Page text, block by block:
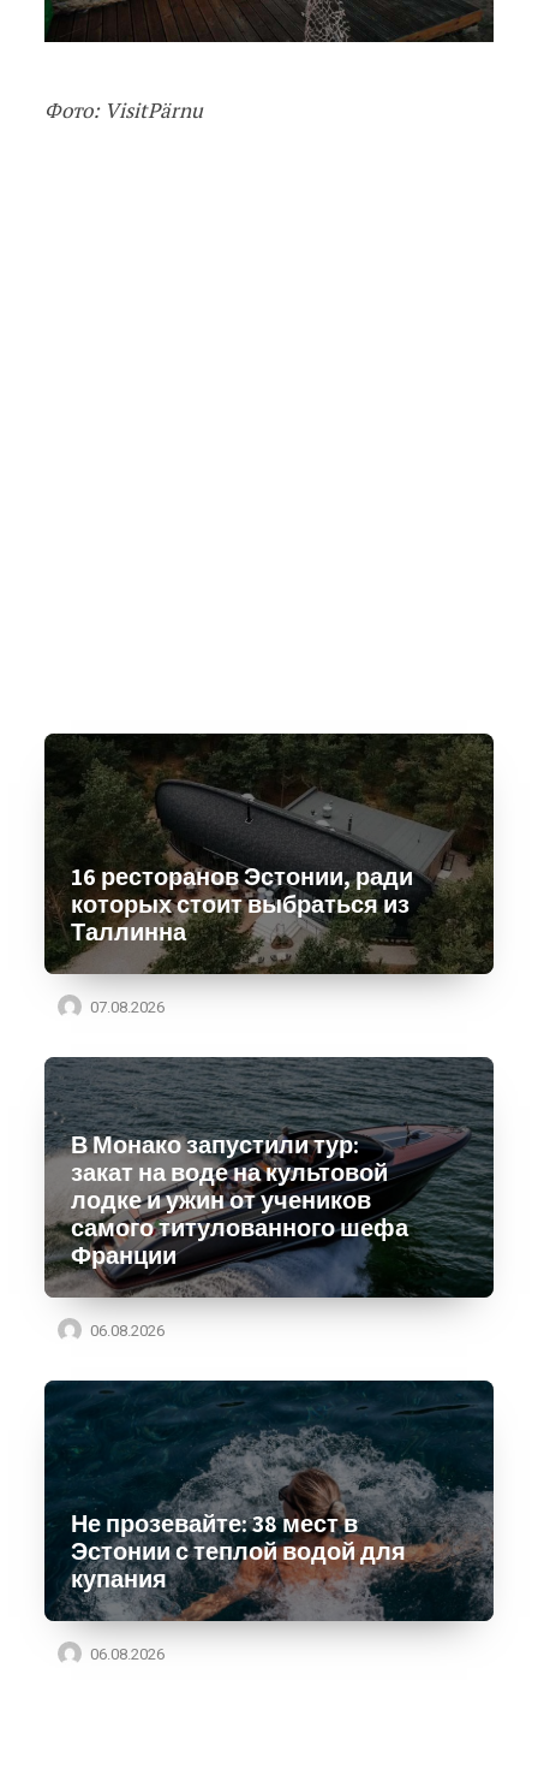
Фото: VisitPärnu
16 ресторанов Эстонии, ради
которых стоит выбраться из
Таллинна
07.08.2026
В Монако запустили тур:
закат на воде на культовой
лодке и ужин от учеников
самого титулованного шефа
Франции
06.08.2026
Не прозевайте: 38 мест в
Эстонии с теплой водой для
купания
06.08.2026